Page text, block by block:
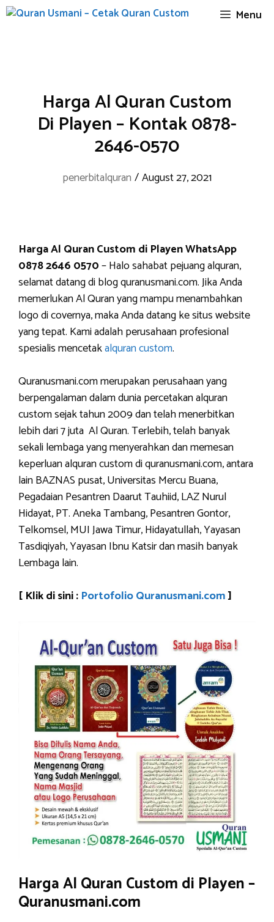
Skip
Menu
Harga Al Quran Custom
Di Playen – Kontak 0878-
2646-0570
penerbitalquran /August 27, 2021
Harga Al Quran Custom di Playen WhatsApp
0878 2646 0570– Halo sahabat pejuang alquran,
selamat datang di blog quranusmani.com. Jika Anda
memerlukan Al Quran yang mampu menambahkan
logo di covernya, maka Anda datang ke situs website
yang tepat. Kami adalah perusahaan profesional
spesialis mencetakalquran custom.
Quranusmani.com merupakan perusahaan yang
berpengalaman dalam dunia percetakan alquran
custom sejak tahun 2009 dan telah menerbitkan
lebih dari 7 juta Al Quran. Terlebih, telah banyak
sekali lembaga yang menyerahkan dan memesan
keperluan alquran custom di quranusmani.com, antara
lain BAZNAS pusat, Universitas Mercu Buana,
Pegadaian Pesantren Daarut Tauhiid, LAZ Nurul
Hidayat, PT. Aneka Tambang, Pesantren Gontor,
Telkomsel, MUI Jawa Timur, Hidayatullah, Yayasan
Tasdiqiyah, Yayasan Ibnu Katsir dan masih banyak
Lembaga lain.
[ Klik di sini : Portofolio Quranusmani.com]
Harga Al Quran Custom di Playen –
Quranusmani.com